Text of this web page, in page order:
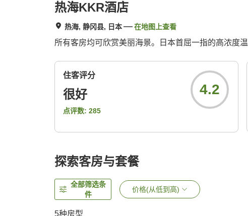
热海KKR酒店
热海, 静冈县, 日本 在地图上查看
所有客房均可欣赏美丽海景。日本首屈一指的高浓度
住客评分
很好
点评数: 285
4.2
探索客房与套餐
全部筛选条
件
价格(从低到高)
5种房型